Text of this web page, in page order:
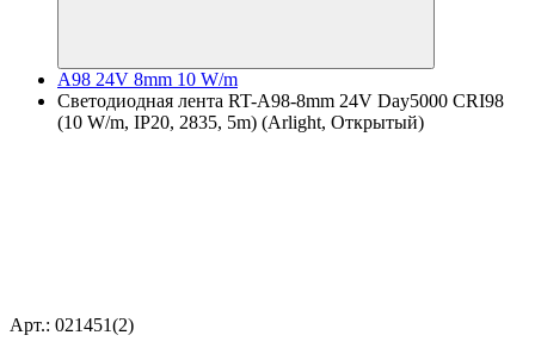
A98 24V 8mm 10 W/m
Светодиодная лента RT-A98-8mm 24V Day5000 CRI98
(10 W/m, IP20, 2835, 5m) (Arlight, Открытый)
Арт.: 021451(2)